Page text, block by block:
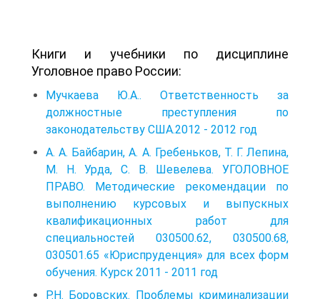
Книги и учебники по дисциплине
Уголовное право России:
Мучкаева Ю.А.. Ответственность за
должностные преступления по
законодательству США.2012 - 2012 год
А. А. Байбарин, А. А. Гребеньков, Т. Г. Лепина,
М. Н. Урда, С. В. Шевелева. УГОЛОВНОЕ
ПРАВО. Методические рекомендации по
выполнению курсовых и выпускных
квалификационных работ для
специальностей 030500.62, 030500.68,
030501.65 «Юриспруденция» для всех форм
обучения. Курск 2011 - 2011 год
Р.Н. Боровских. Проблемы криминализации